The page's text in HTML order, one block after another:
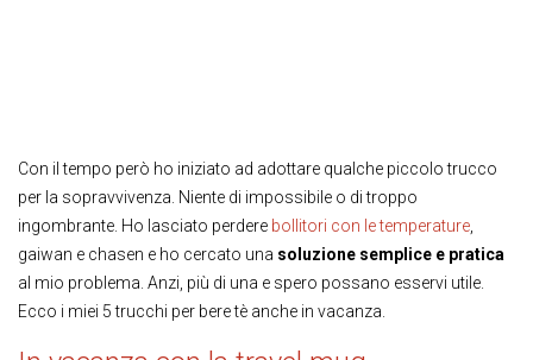
Con il tempo però ho iniziato ad adottare qualche piccolo trucco
per la sopravvivenza. Niente di impossibile o di troppo
ingombrante. Ho lasciato perdere bollitori con le temperature,
gaiwan e chasen e ho cercato una soluzione semplice e pratica
al mio problema. Anzi, più di una e spero possano esservi utile.
Ecco i miei 5 trucchi per bere tè anche in vacanza.